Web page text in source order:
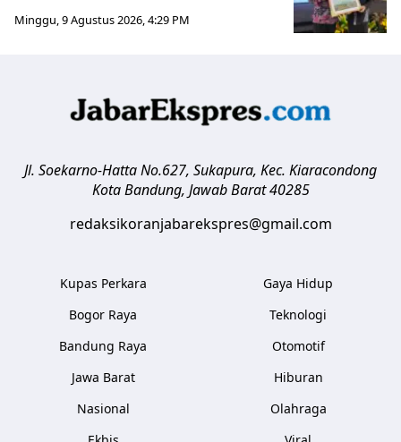
Minggu, 9 Agustus 2026, 4:29 PM
Jl. Soekarno-Hatta No.627, Sukapura, Kec. Kiaracondong
Kota Bandung, Jawab Barat 40285
redaksikoranjabarekspres@gmail.com
Kupas Perkara
Bogor Raya
Bandung Raya
Jawa Barat
Nasional
Gaya Hidup
Teknologi
Otomotif
Hiburan
Olahraga